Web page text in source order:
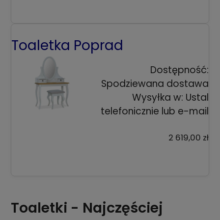
Toaletka Poprad
Dostępność:
Spodziewana dostawa
Wysyłka w: Ustal
telefonicznie lub e-mail
2 619,00 zł
Toaletki - Najczęściej